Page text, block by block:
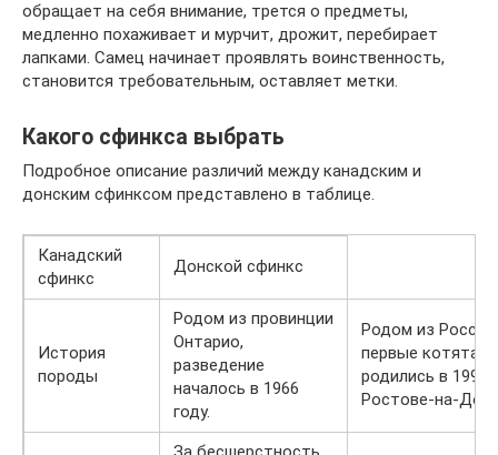
обращает на себя внимание, трется о предметы,
медленно похаживает и мурчит, дрожит, перебирает
лапками. Самец начинает проявлять воинственность,
становится требовательным, оставляет метки.
Какого сфинкса выбрать
Подробное описание различий между канадским и
донским сфинксом представлено в таблице.
Канадский
сфинкс
Донской сфинкс
История
породы
Родом из провинции
Онтарио,
разведение
началось в 1966
году.
Родом из России,
первые котята
родились в 1992
Ростове-на-Дону